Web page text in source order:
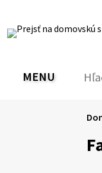
obsah
RSS MapaTlačiť
PREPNÚŤ
MENU